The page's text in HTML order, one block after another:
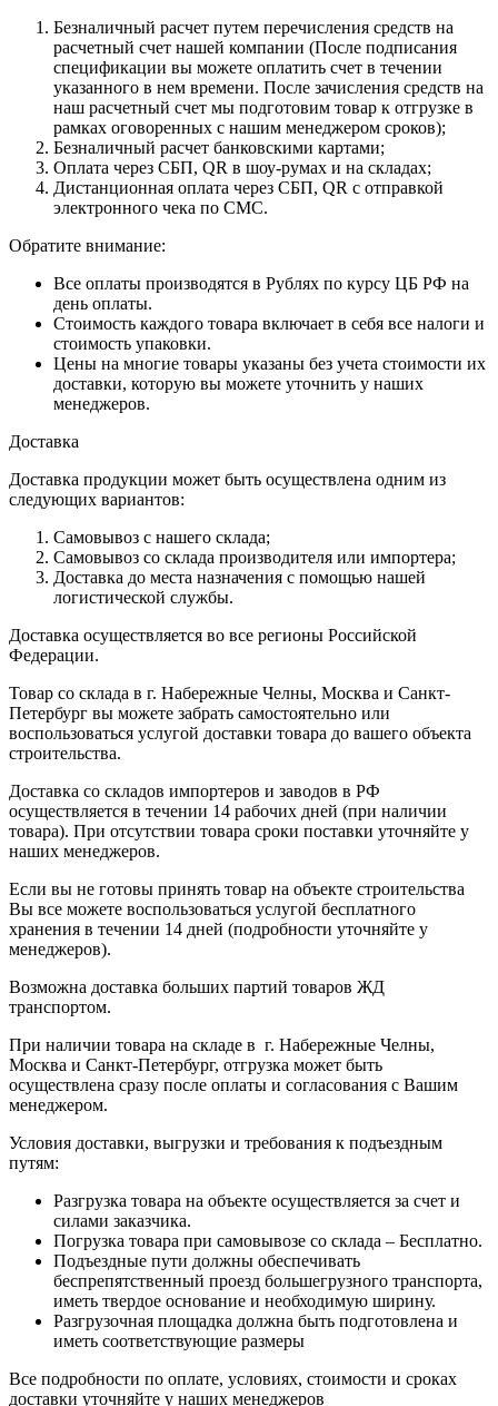
Безналичный расчет путем перечисления средств на
расчетный счет нашей компании (После подписания
спецификации вы можете оплатить счет в течении
указанного в нем времени. После зачисления средств на
наш расчетный счет мы подготовим товар к отгрузке в
рамках оговоренных с нашим менеджером сроков);
Безналичный расчет банковскими картами;
Оплата через СБП, QR в шоу-румах и на складах;
Дистанционная оплата через СБП, QR с отправкой
электронного чека по СМС.
Обратите внимание:
Все оплаты производятся в Рублях по курсу ЦБ РФ на
день оплаты.
Стоимость каждого товара включает в себя все налоги и
стоимость упаковки.
Цены на многие товары указаны без учета стоимости их
доставки, которую вы можете уточнить у наших
менеджеров.
Доставка
Доставка продукции может быть осуществлена одним из
следующих вариантов:
Самовывоз с нашего склада;
Самовывоз со склада производителя или импортера;
Доставка до места назначения с помощью нашей
логистической службы.
Доставка осуществляется во все регионы Российской
Федерации.
Товар со склада в г. Набережные Челны, Москва и Санкт-
Петербург вы можете забрать самостоятельно или
воспользоваться услугой доставки товара до вашего объекта
строительства.
Доставка со складов импортеров и заводов в РФ
осуществляется в течении 14 рабочих дней (при наличии
товара). При отсутствии товара сроки поставки уточняйте у
наших менеджеров.
Если вы не готовы принять товар на объекте строительства
Вы все можете воспользоваться услугой бесплатного
хранения в течении 14 дней (подробности уточняйте у
менеджеров).
Возможна доставка больших партий товаров ЖД
транспортом.
При наличии товара на складе в г. Набережные Челны,
Москва и Санкт-Петербург, отгрузка может быть
осуществлена сразу после оплаты и согласования с Вашим
менеджером.
Условия доставки, выгрузки и требования к подъездным
путям:
Разгрузка товара на объекте осуществляется за счет и
силами заказчика.
Погрузка товара при самовывозе со склада – Бесплатно.
Подъездные пути должны обеспечивать
беспрепятственный проезд большегрузного транспорта,
иметь твердое основание и необходимую ширину.
Разгрузочная площадка должна быть подготовлена и
иметь соответствующие размеры
Все подробности по оплате, условиях, стоимости и сроках
доставки уточняйте у наших менеджеров